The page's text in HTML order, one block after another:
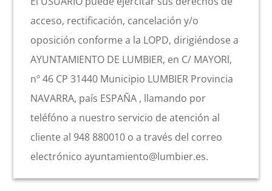
acceso, rectificación, cancelación y/o
oposición conforme a la LOPD, dirigiéndose a
AYUNTAMIENTO DE LUMBIER, en C/ MAYORl,
nº 46 CP 31440 Municipio LUMBIER Provincia
NAVARRA, país ESPAÑA , llamando por
teléfóno a nuestro servicio de atención al
cliente al 948 880010 o a través del correo
electrónico ayuntamiento@lumbier.es.